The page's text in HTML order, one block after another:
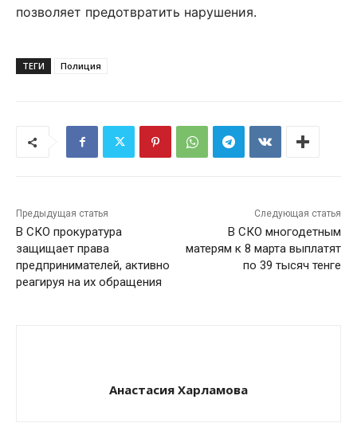
позволяет предотвратить нарушения.
ТЕГИ Полиция
Предыдущая статья
В СКО прокуратура
защищает права
предпринимателей, активно
реагируя на их обращения
Следующая статья
В СКО многодетным
матерям к 8 марта выплатят
по 39 тысяч тенге
Анастасия Харламова